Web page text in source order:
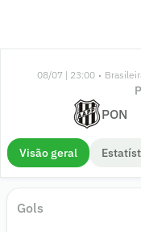
08/07 | 23:00 •
PON
Visão geral
Gols